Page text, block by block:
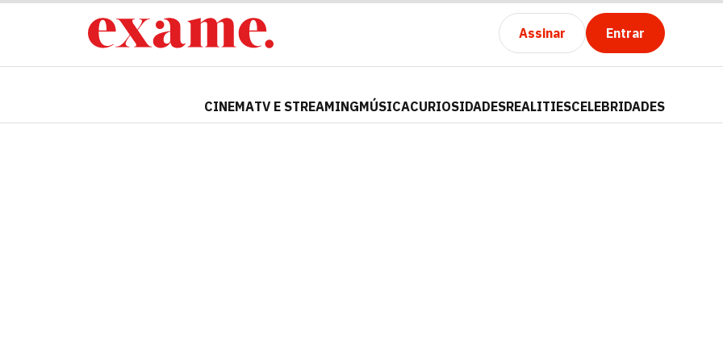
Assinar Entrar
CINEMATV E STREAMINGMÚSICACURIOSIDADESREALITIESCELEBRIDADES